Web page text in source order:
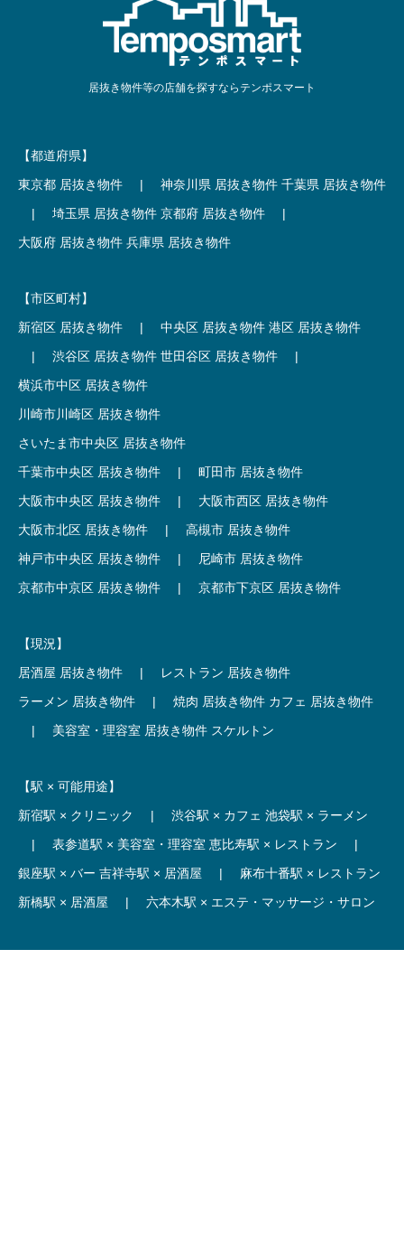
居抜き物件等の店舗を探すならテンポスマート
【都道府県】
東京都 居抜き物件
| 神奈川県 居抜き物件 千葉県 居抜き物件
|
埼玉県 居抜き物件 京都府 居抜き物件
|
大阪府 居抜き物件 兵庫県 居抜き物件
【市区町村】
新宿区 居抜き物件
| 中央区 居抜き物件 港区 居抜き物件
|
渋谷区 居抜き物件 世田谷区 居抜き物件
|
横浜市中区 居抜き物件
川崎市川崎区 居抜き物件
さいたま市中央区 居抜き物件
千葉市中央区 居抜き物件
|
町田市 居抜き物件
大阪市中央区 居抜き物件
|
大阪市西区 居抜き物件
大阪市北区 居抜き物件
|
高槻市 居抜き物件
神戸市中央区 居抜き物件
|
尼崎市 居抜き物件
京都市中京区 居抜き物件
| 京都市下京区 居抜き物件
【現況】
居酒屋 居抜き物件
|
レストラン 居抜き物件
ラーメン 居抜き物件
| 焼肉 居抜き物件 カフェ 居抜き物件
|
美容室・理容室 居抜き物件 スケルトン
【駅 × 可能用途】
新宿駅 × クリニック
| 渋谷駅 × カフェ 池袋駅 × ラーメン
|
表参道駅 × 美容室・理容室 恵比寿駅 × レストラン
|
銀座駅 × バー 吉祥寺駅 × 居酒屋 |
麻布十番駅 × レストラン
新橋駅 × 居酒屋
| 六本木駅 × エステ・マッサージ・サロン